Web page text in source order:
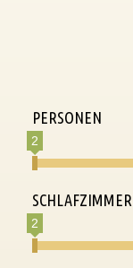
PERSONEN
2
SCHLAFZIMMER
2